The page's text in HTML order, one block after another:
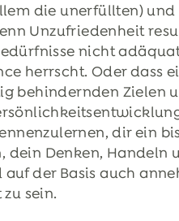
die unerfüllten)
Unzufriedenheit
nicht
herrscht. Oder dass
behindernden Zielen
dir ein
dein Denken, Handeln
auf der Basis auch
sein.